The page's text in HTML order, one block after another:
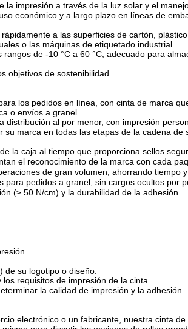
impresión a través de la luz solar y el
económico y a largo plazo en líneas de
a las superficies de cartón,
o las máquinas de etiquetado industrial.
de -10 °C a 60 °C, adecuado para
objetivos de sostenibilidad.
los pedidos en línea, con cinta de marca
o envíos a granel.
al por menor, con impresión
marca en todas las etapas de la cadena de
la caja al tiempo que proporciona sellos
el reconocimiento de la marca con cada
de gran volumen, ahorrando tiempo y
pedidos a granel, sin cargos ocultos por
(≥ 50 N/cm) y la durabilidad de la adhesión.
de su logotipo o diseño.
requisitos de impresión de la cinta.
la calidad de impresión y la adhesión.
electrónico o un fabricante, nuestra cinta